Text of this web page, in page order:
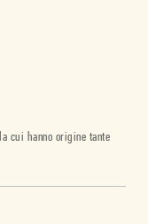
cui hanno origine tante